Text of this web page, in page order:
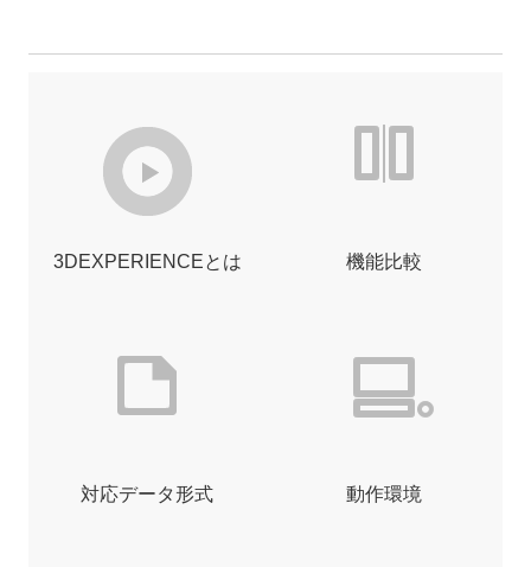
3DEXPERIENCEとは 機能比較
対応データ形式 動作環境